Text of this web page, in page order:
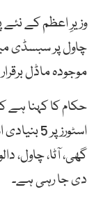
وزیرِ اعظم کے نئے
موجودہ ماڈل
حکام کا کہنا ہے
اسٹورز
گھی، آٹا، چاول،
دی جا رہی ہے۔